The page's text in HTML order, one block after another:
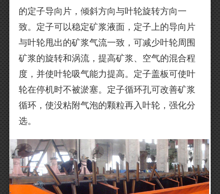
的定子导向片，倾斜方向与叶轮旋转方向一
致。定子可以稳定矿浆液面，定子上的导向片
与叶轮甩出的矿浆气流一致，可减少叶轮周围
矿浆的旋转和涡流，提高矿浆、空气的混合程
度，并使叶轮吸气能力提高。定子盖板可使叶
轮在停机时不被淤塞。定子循环孔可改善矿浆
循环，使没粘附气泡的颗粒再入叶轮，强化分
选。